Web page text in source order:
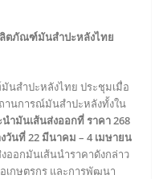
ตภัณฑ์มันสำปะหลังไทย
สำปะหลังไทย ประชุมเมื่อ
านการณ์มันสำปะหลังทั้งใน
ำมันเส้นส่งออกที่ ราคา 268
วันที่ 22 มีนาคม – 4 เมษายน
อกมันเส้นนำราคาดังกล่าว
เกษตรกร และการพัฒนา